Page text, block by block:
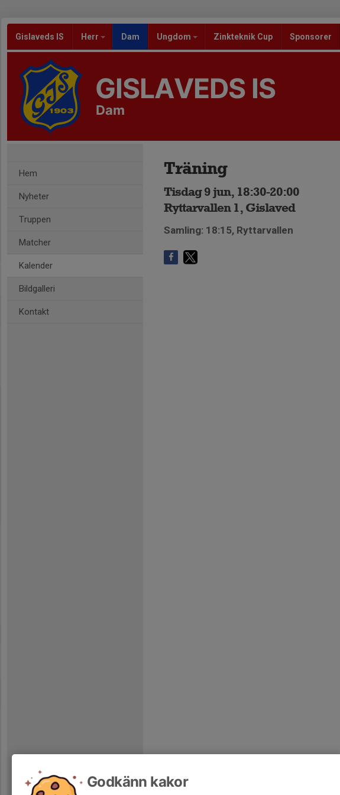
Gislaveds IS Herr Dam Ungdom Zinkteknik Cup Sponsorer
GISLAVEDS IS
Dam
Hem
Nyheter
Truppen
Matcher
Kalender
Bildgalleri
Kontakt
Träning
Tisdag 9 jun, 18:30-20:00
Ryttarvallen 1, Gislaved
Samling: 18:15, Ryttarvallen
Godkänn kakor